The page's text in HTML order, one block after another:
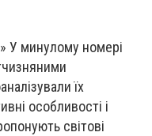
У минулому номері
їх
особливості і
світові